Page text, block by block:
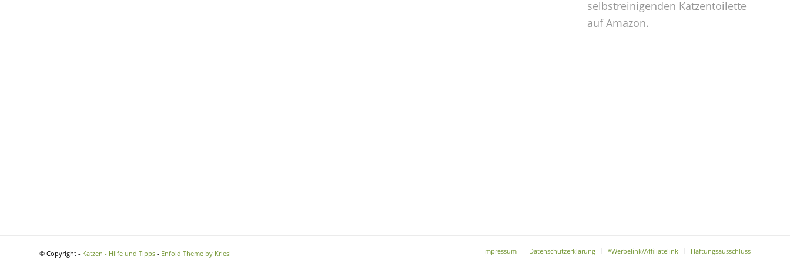
selbstreinigenden Katzentoilette
auf Amazon.
© Copyright - Katzen - Hilfe und Tipps - Enfold Theme by Kriesi Impressum Datenschutzerklärung *Werbelink/Affiliatelink Haftungsausschluss